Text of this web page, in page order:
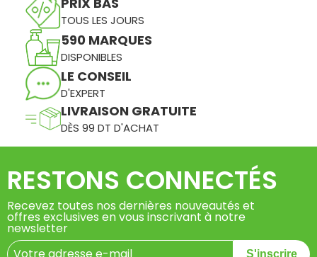
TOUS LES JOURS
590 MARQUES
DISPONIBLES
LE CONSEIL
D'EXPERT
LIVRAISON GRATUITE
DÈS 99 DT D'ACHAT
RESTONS CONNECTÉS
Recevez toutes nos dernières nouveautés et
offres exclusives en vous inscrivant à notre
newsletter
S'inscrire